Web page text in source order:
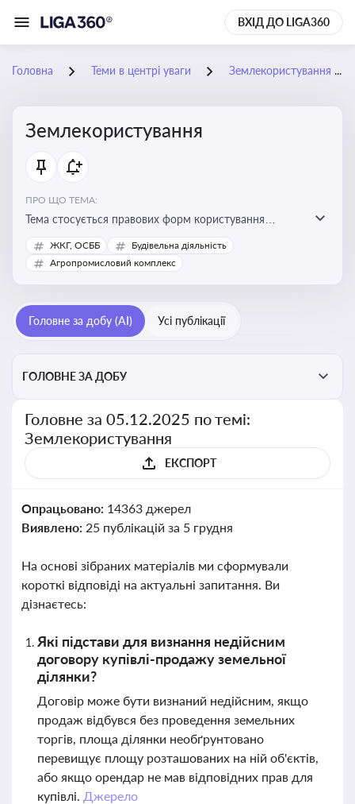
ВХІД ДО LIGA360
Головна Теми в центрі уваги Землекористування
Землекористування
ПРО ЩО ТЕМА:
Тема стосується правових форм користування
землею, зокрема умов доступу, володіння та
користування земельними ділянками різних форм
ЖКГ, ОСББ
Будівельна діяльність
Агропромисловий комплекс
Головне за добу (AI) Усі публікації
ГОЛОВНЕ ЗА ДОБУ
Головне за 05.12.2025 по темі:
Землекористування
ЕКСПОРТ
Опрацьовано: 14363 джерел
Виявлено: 25 публікацій за 5 грудня
На основі зібраних матеріалів ми сформували
короткі відповіді на актуальні запитання. Ви
дізнаєтесь:
Які підстави для визнання недійсним
договору купівлі-продажу земельної
ділянки?
Договір може бути визнаний недійсним, якщо
продаж відбувся без проведення земельних
торгів, площа ділянки необґрунтовано
перевищує площу розташованих на ній об'єктів,
або якщо орендар не мав відповідних прав для
купівлі. Джерело